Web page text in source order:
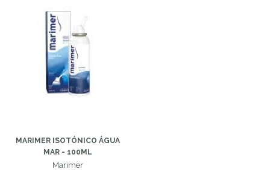
MARIMER ISOTÓNICO ÁGUA
MAR - 100ML
Marimer